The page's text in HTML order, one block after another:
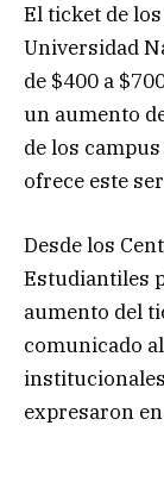
El ticket de
Universidad
de $400 a
un aumento
de los
ofrece este
Desde los
Estudiantiles
aumento del
comunicado
expresaron